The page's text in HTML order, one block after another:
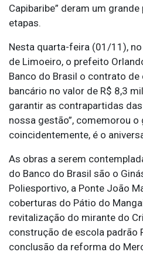
Capibaribe” deram um
etapas.
Nesta quarta-feira (01/11),
de Limoeiro, o prefeito
Banco do Brasil o contrato
bancário no valor de R$ 8,3
garantir as contrapartidas
nossa gestão”, comemorou
coincidentemente, é o
As obras a serem
do Banco do Brasil são o
Poliesportivo, a Ponte João
coberturas do Pátio do
revitalização do mirante do
construção de escola padrão
conclusão da reforma do